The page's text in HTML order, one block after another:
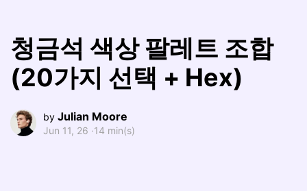
청금석 색상 팔레트 조합
(20가지 선택 + Hex)
by Julian Moore
Jun 11, 26 ·14 min(s)